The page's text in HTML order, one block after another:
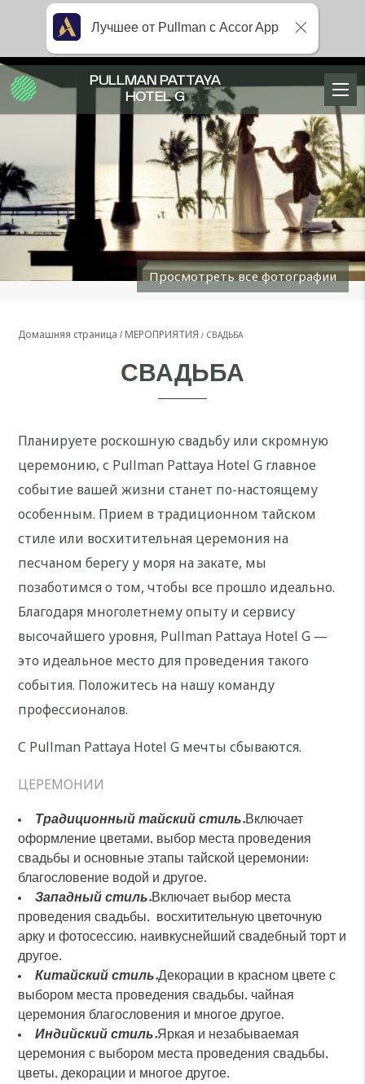
Просмотреть все фотографии
Домашняя страница МЕРОПРИЯТИЯ СВАДЬБА
СВАДЬБА
Планируете роскошную свадьбу или скромную
церемонию, с Pullman Pattaya Hotel G главное
событие вашей жизни станет по-настоящему
особенным. Прием в традиционном тайском
стиле или восхитительная церемония на
песчаном берегу у моря на закате, мы
позаботимся о том, чтобы все прошло идеально.
Благодаря многолетнему опыту и сервису
высочайшего уровня, Pullman Pattaya Hotel G —
это идеальное место для проведения такого
события. Положитесь на нашу команду
профессионалов.
С Pullman Pattaya Hotel G мечты сбываются.
ЦЕРЕМОНИИ
Традиционный тайский стиль.Включает
оформление цветами, выбор места проведения
свадьбы и основные этапы тайской церемонии:
благословение водой и другое.
Западный стиль.Включает выбор места
проведения свадьбы, восхитительную цветочную
арку и фотосессию, наивкуснейший свадебный торт и
другое.
Китайский стиль.Декорации в красном цвете с
выбором места проведения свадьбы, чайная
церемония благословения и многое другое.
Индийский стиль.Яркая и незабываемая
церемония с выбором места проведения свадьбы,
цветы, декорации и многое другое.
PULLMAN PATTAYA
HOTEL G
Лучшее от Pullman с Accor App